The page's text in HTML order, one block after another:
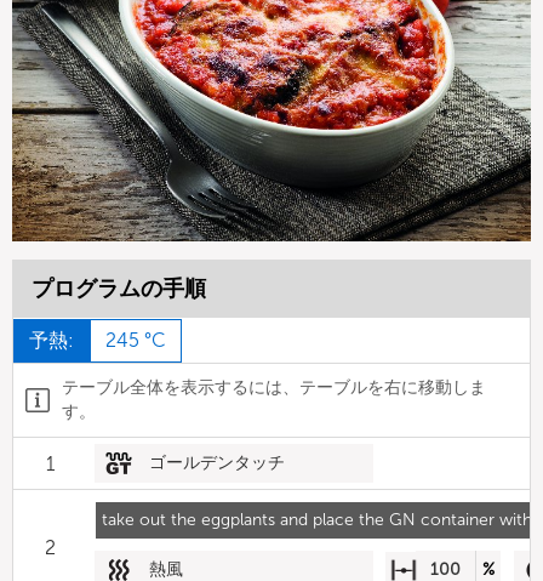
プログラムの手順
予熱: 245 °C
テーブル全体を表示するには、テーブルを右に移動しま
す。
1 ゴールデンタッチ
take out the eggplants and place the GN container with
2
熱風 100 %